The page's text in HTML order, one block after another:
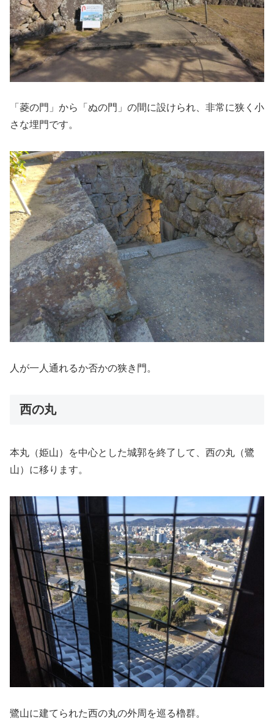
「菱の門」から「ぬの門」の間に設けられ、非常に狭く小
さな埋門です。
人が一人通れるか否かの狭き門。
西の丸
本丸（姫山）を中心とした城郭を終了して、西の丸（鷺
山）に移ります。
鷺山に建てられた西の丸の外周を巡る櫓群。